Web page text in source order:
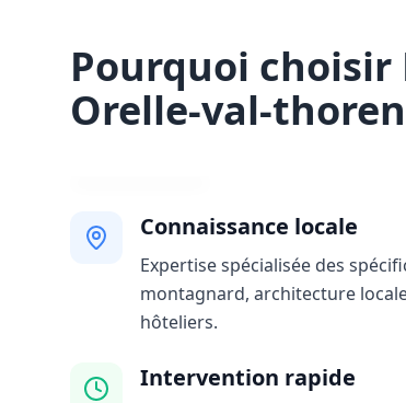
Pourquoi choisir
Orelle-val-
Connaissance locale
Expertise spécialisée des
montagnard, architecture
hôteliers.
Intervention rapide